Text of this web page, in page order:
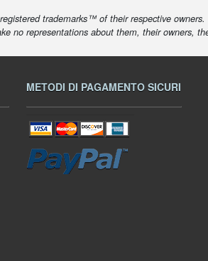
trademarks™ of their respective owners.
no representations about them, their owners,
METODI DI PAGAMENTO SICURI